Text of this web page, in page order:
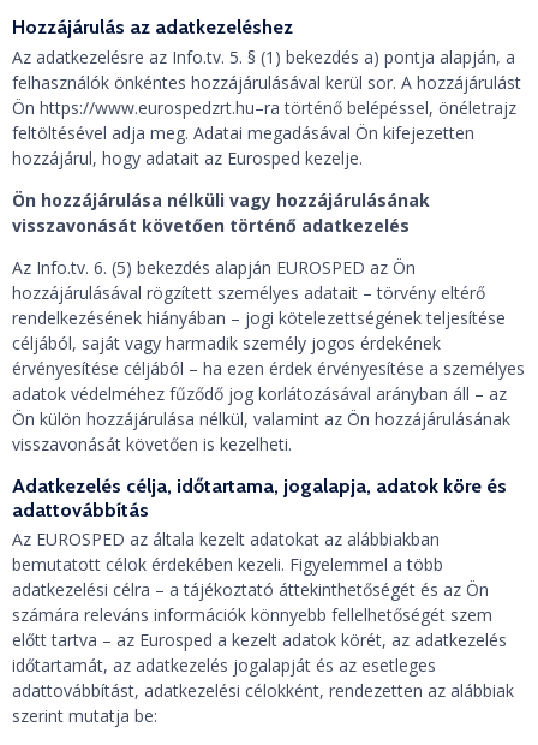
Hozzájárulás az adatkezeléshez
Az adatkezelésre az Info.tv. 5. § (1) bekezdés a) pontja alapján, a
felhasználók önkéntes hozzájárulásával kerül sor. A hozzájárulást
Ön https://www.eurospedzrt.hu–ra történő belépéssel, önéletrajz
feltöltésével adja meg. Adatai megadásával Ön kifejezetten
hozzájárul, hogy adatait az Eurosped kezelje.
Ön hozzájárulása nélküli vagy hozzájárulásának
visszavonását követően történő adatkezelés
Az Info.tv. 6. (5) bekezdés alapján EUROSPED az Ön
hozzájárulásával rögzített személyes adatait – törvény eltérő
rendelkezésének hiányában – jogi kötelezettségének teljesítése
céljából, saját vagy harmadik személy jogos érdekének
érvényesítése céljából – ha ezen érdek érvényesítése a személyes
adatok védelméhez fűződő jog korlátozásával arányban áll – az
Ön külön hozzájárulása nélkül, valamint az Ön hozzájárulásának
visszavonását követően is kezelheti.
Adatkezelés célja, időtartama, jogalapja, adatok köre és
adattovábbítás
Az EUROSPED az általa kezelt adatokat az alábbiakban
bemutatott célok érdekében kezeli. Figyelemmel a több
adatkezelési célra – a tájékoztató áttekinthetőségét és az Ön
számára releváns információk könnyebb fellelhetőségét szem
előtt tartva – az Eurosped a kezelt adatok körét, az adatkezelés
időtartamát, az adatkezelés jogalapját és az esetleges
adattovábbítást, adatkezelési célokként, rendezetten az alábbiak
szerint mutatja be: